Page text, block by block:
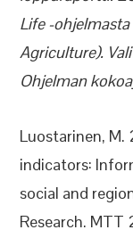
Life -ohjelmasta
Agriculture).
Ohjelman
Luostarinen, M.
indicators:
social and
Research. MTT